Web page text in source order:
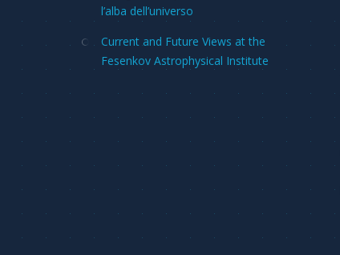
l’alba dell’universo
Current and Future Views at the
Fesenkov Astrophysical Institute